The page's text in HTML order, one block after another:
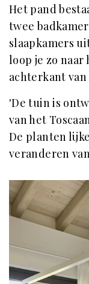
Het pand
twee
slaapkamers
loop je zo naar
achterkant
'De tuin is
van het
De planten
veranderen